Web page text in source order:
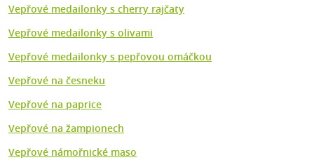
Vepřové medailonky s cherry rajčaty
Vepřové medailonky s olivami
Vepřové medailonky s pepřovou omáčkou
Vepřové na česneku
Vepřové na paprice
Vepřové na žampionech
Vepřové námořnické maso